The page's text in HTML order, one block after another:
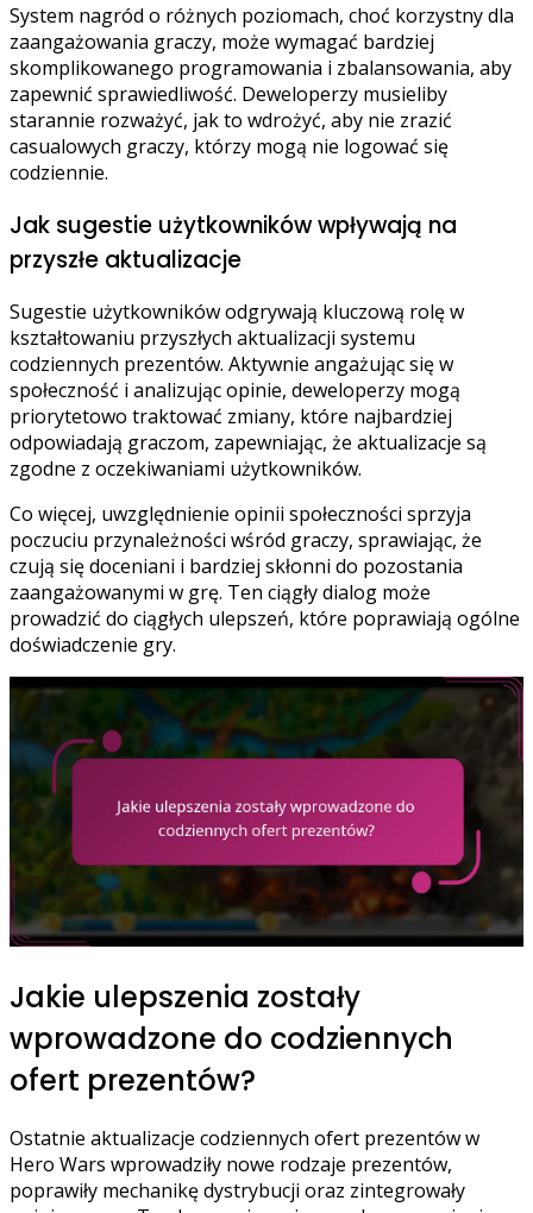
System nagród o różnych poziomach, choć korzystny dla
zaangażowania graczy, może wymagać bardziej
skomplikowanego programowania i zbalansowania, aby
zapewnić sprawiedliwość. Deweloperzy musieliby
starannie rozważyć, jak to wdrożyć, aby nie zrazić
casualowych graczy, którzy mogą nie logować się
codziennie.
Jak sugestie użytkowników wpływają na
przyszłe aktualizacje
Sugestie użytkowników odgrywają kluczową rolę w
kształtowaniu przyszłych aktualizacji systemu
codziennych prezentów. Aktywnie angażując się w
społeczność i analizując opinie, deweloperzy mogą
priorytetowo traktować zmiany, które najbardziej
odpowiadają graczom, zapewniając, że aktualizacje są
zgodne z oczekiwaniami użytkowników.
Co więcej, uwzględnienie opinii społeczności sprzyja
poczuciu przynależności wśród graczy, sprawiając, że
czują się doceniani i bardziej skłonni do pozostania
zaangażowanymi w grę. Ten ciągły dialog może
prowadzić do ciągłych ulepszeń, które poprawiają ogólne
doświadczenie gry.
Jakie ulepszenia zostały
wprowadzone do codziennych
ofert prezentów?
Ostatnie aktualizacje codziennych ofert prezentów w
Hero Wars wprowadziły nowe rodzaje prezentów,
poprawiły mechanikę dystrybucji oraz zintegrowały